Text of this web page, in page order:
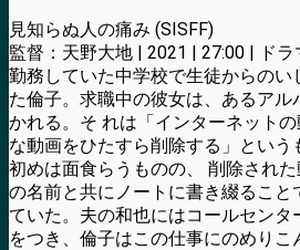
見知らぬ人の痛み (SISFF)
監督：天野大地 | 2021 | 27:00 | ドラ
勤務していた中学校で生徒からのい
た倫子。求職中の彼女は、あるア
かれる。そ れは「インターネット
な動画をひたすら削除する」という
初めは面食らうものの、 削除され
の名前と共にノートに書き綴るこ
ていた。夫の和也にはコールセンタ
をつき、倫子はこの仕事にのめりこ